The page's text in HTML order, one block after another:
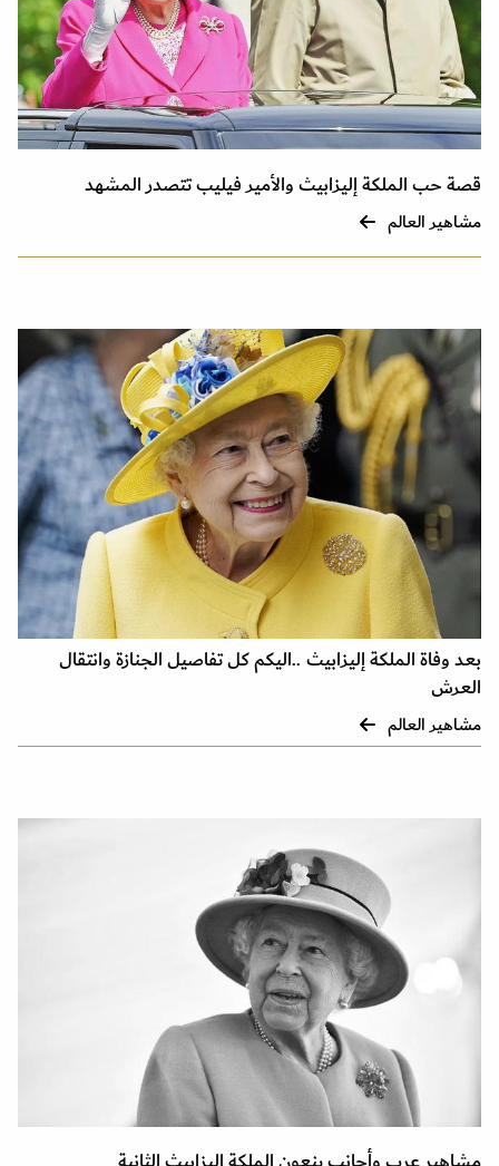
قصة حب الملكة إليزابيث والأمير فيليب تتصدر المشهد
مشاهير العالم
بعد وفاة الملكة إليزابيث ..اليكم كل تفاصيل الجنازة وانتقال
العرش
مشاهير العالم